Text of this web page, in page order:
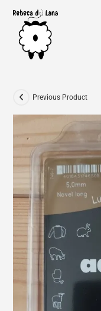
content
Previous Product